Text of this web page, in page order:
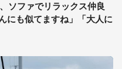
ソファでリラックス仲良
にも似てますね」「大人に